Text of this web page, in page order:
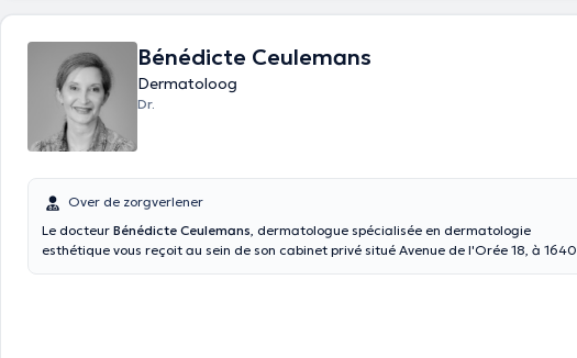
Bénédicte Ceulemans
Dermatoloog
Dr.
Over de zorgverlener
Le docteur Bénédicte Ceulemans, dermatologue spécialisée en dermatologie
esthétique vous reçoit au sein de son cabinet privé situé Avenue de l'Orée 18, à 1640